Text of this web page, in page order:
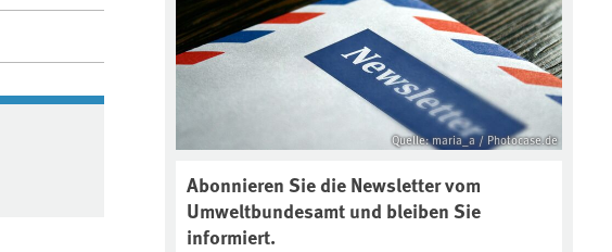
Quelle: maria_a / Photocase.de
Abonnieren Sie die Newsletter vom
Umweltbundesamt und bleiben Sie
informiert.